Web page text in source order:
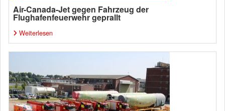
Air-Canada-Jet gegen Fahrzeug der
Flughafenfeuerwehr geprallt
Weiterlesen